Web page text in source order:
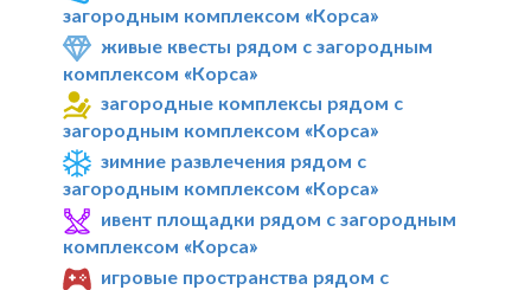
загородным комплексом «Корса»
живые квесты рядом с загородным
комплексом «Корса»
загородные комплексы рядом с
загородным комплексом «Корса»
зимние развлечения рядом с
загородным комплексом «Корса»
ивент площадки рядом с загородным
комплексом «Корса»
игровые пространства рядом с